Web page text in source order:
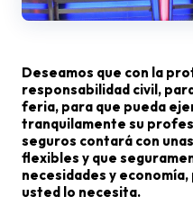
Deseamos que con la
responsabilidad civil,
feria, para que pueda
tranquilamente su
seguros contará con
flexibles y que
necesidades y
usted lo necesita.